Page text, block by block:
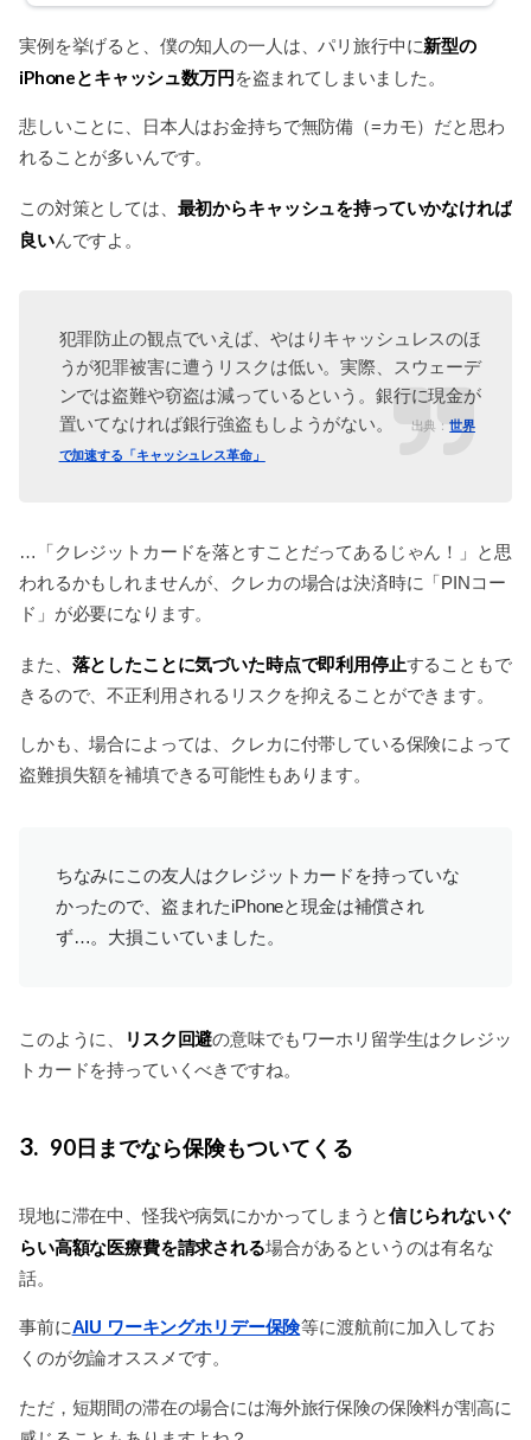
実例を挙げると、僕の知人の一人は、パリ旅行中に新型の
iPhoneとキャッシュ数万円を盗まれてしまいました。
悲しいことに、日本人はお金持ちで無防備（=カモ）だと思わ
れることが多いんです。
この対策としては、 最初からキャッシュを持っていかなければ
良いんですよ。
犯罪防止の観点でいえば、やはりキャッシュレスのほ
うが犯罪被害に遭うリスクは低い。実際、スウェーデ
ンでは盗難や窃盗は減っているという。銀行に現金が
置いてなければ銀行強盗もしようがない。
出典：世界
で加速する「キャッシュレス革命」
…「クレジットカードを落とすことだってあるじゃん！」と思
われるかもしれませんが、クレカの場合は決済時に「PINコー
ド」が必要になります。
また、 落としたことに気づいた時点で即利用停止することもで
きるので、不正利用されるリスクを抑えることができます。
しかも、場合によっては、クレカに付帯している保険によって
盗難損失額を補填できる可能性もあります。
ちなみにこの友人はクレジットカードを持っていな
かったので、盗まれたiPhoneと現金は補償され
ず…。大損こいていました。
このように、 リスク回避の意味でもワーホリ留学生はクレジッ
トカードを持っていくべきですね。
3 90日までなら保険もついてくる
現地に滞在中、怪我や病気にかかってしまうと信じられないぐ
らい高額な医療費を請求される場合があるというのは有名な
話。
事前にAIU ワーキングホリデー保険等に渡航前に加入してお
くのが勿論オススメです。
ただ，短期間の滞在の場合には海外旅行保険の保険料が割高に